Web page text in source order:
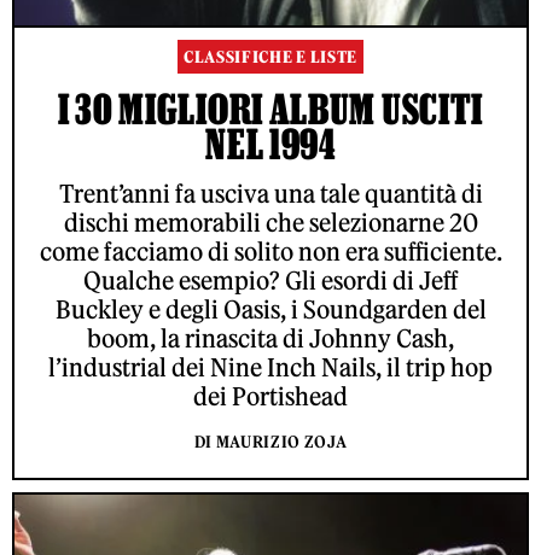
CLASSIFICHE E LISTE
I 30 MIGLIORI ALBUM USCITI
NEL 1994
Trent’anni fa usciva una tale quantità di
dischi memorabili che selezionarne 20
come facciamo di solito non era sufficiente.
Qualche esempio? Gli esordi di Jeff
Buckley e degli Oasis, i Soundgarden del
boom, la rinascita di Johnny Cash,
l’industrial dei Nine Inch Nails, il trip hop
dei Portishead
DI MAURIZIO ZOJA